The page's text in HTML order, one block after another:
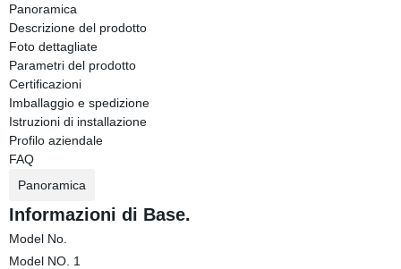
Panoramica
Descrizione del prodotto
Foto dettagliate
Parametri del prodotto
Certificazioni
Imballaggio e spedizione
Istruzioni di installazione
Profilo aziendale
FAQ
Panoramica
Informazioni di Base.
Model No.
Model NO. 1